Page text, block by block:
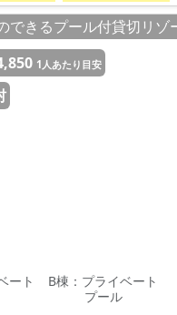
できるプール付貸切リゾ
1人あたり目安
ート
B棟：プライベート
プール